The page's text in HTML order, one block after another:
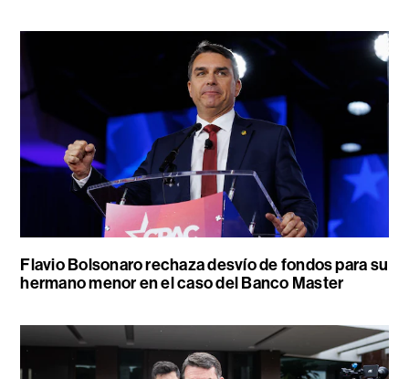
Flavio Bolsonaro rechaza desvío de fondos para su
hermano menor en el caso del Banco Master